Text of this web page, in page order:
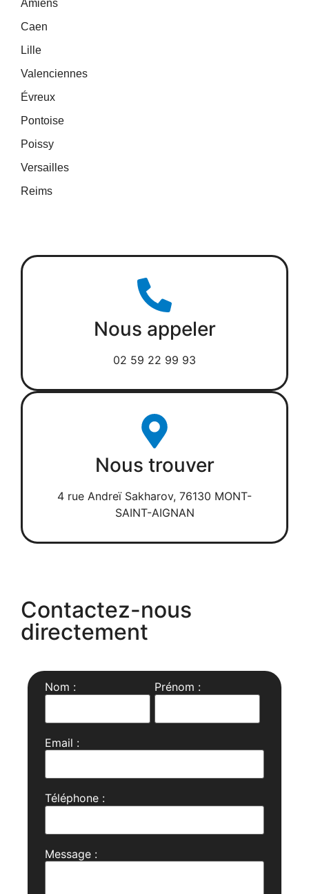
Amiens
Caen
Lille
Valenciennes
Évreux
Pontoise
Poissy
Versailles
Reims
Nous appeler
02 59 22 99 93
Nous trouver
4 rue Andreï Sakharov, 76130 MONT-
SAINT-AIGNAN
Contactez-nous
directement
Nom : Prénom :
Email :
Téléphone :
Message :